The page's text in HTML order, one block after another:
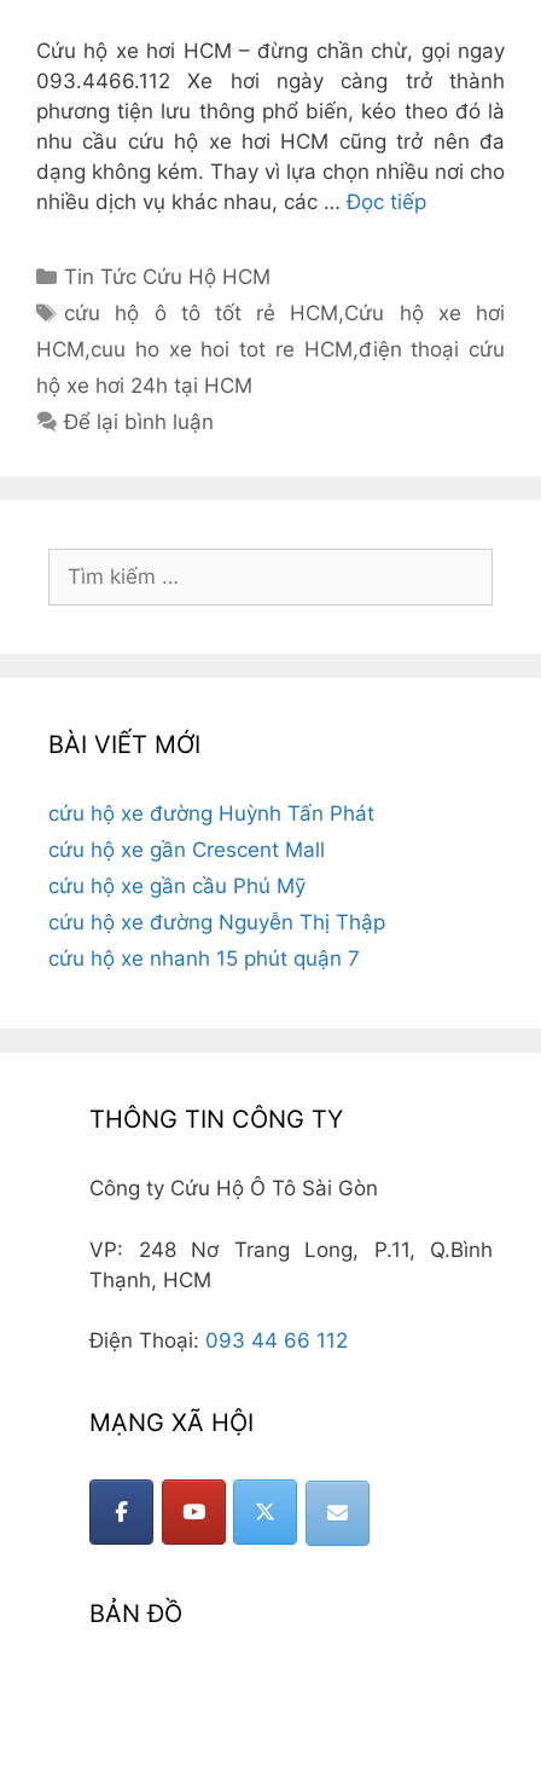
Cứu hộ xe hơi HCM – đừng chần chừ, gọi ngay
093.4466.112 Xe hơi ngày càng trở thành
phương tiện lưu thông phổ biến, kéo theo đó là
nhu cầu cứu hộ xe hơi HCM cũng trở nên đa
dạng không kém. Thay vì lựa chọn nhiều nơi cho
nhiều dịch vụ khác nhau, các …Đọc tiếp
Danh
mục
Tin Tức Cứu Hộ HCM
Thẻ
cứu hộ ô tô tốt rẻ HCM,Cứu hộ xe hơi
HCM,cuu ho xe hoi tot re HCM,điện thoại cứu
hộ xe hơi 24h tại HCM
Để lại bình luận
Tìm
BÀI VIẾT MỚI
cứu hộ xe đường Huỳnh Tấn Phát
cứu hộ xe gần Crescent Mall
cứu hộ xe gần cầu Phú Mỹ
cứu hộ xe đường Nguyễn Thị Thập
cứu hộ xe nhanh 15 phút quận 7
THÔNG TIN CÔNG TY
Công ty Cứu Hộ Ô Tô Sài Gòn
VP: 248 Nơ Trang Long, P.11, Q.Bình
Thạnh, HCM
Điện Thoại: 093 44 66 112
MẠNG XÃ HỘI
BẢN ĐỒ